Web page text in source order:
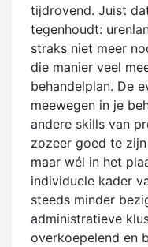
tijdrovend. Juist
tegenhoudt:
straks niet meer
die manier veel
behandelplan. De
meewegen in je
andere skills van
zozeer goed te
maar wél in het
individuele kader
steeds minder
administratieve
overkoepelend en